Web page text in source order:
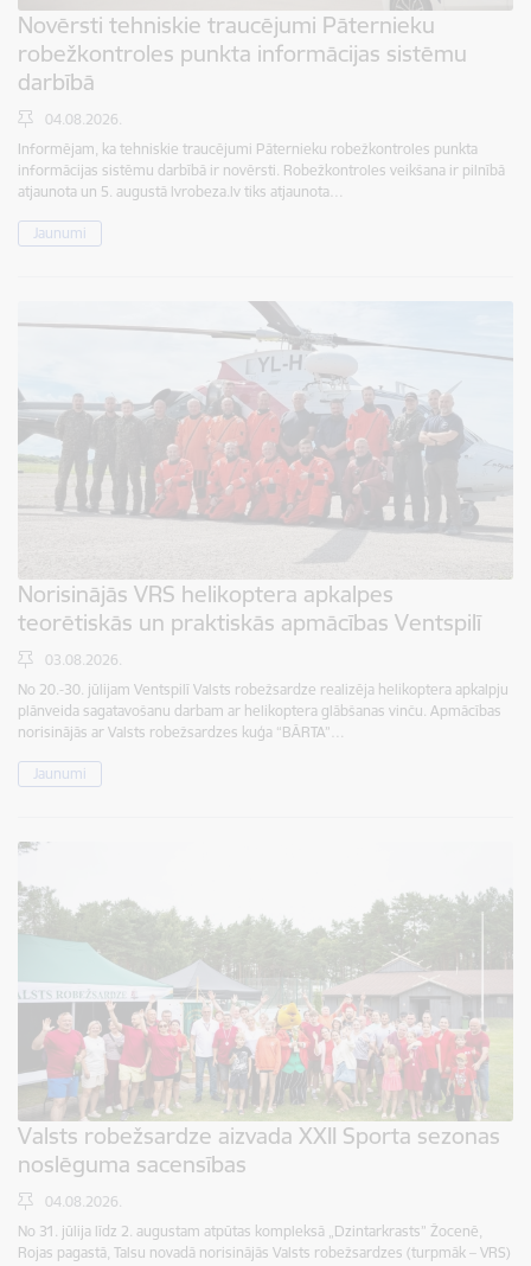
Novērsti tehniskie traucējumi Pāternieku
robežkontroles punkta informācijas sistēmu
darbībā
04.08.2026.
Informējam, ka tehniskie traucējumi Pāternieku robežkontroles punkta
informācijas sistēmu darbībā ir novērsti. Robežkontroles veikšana ir pilnībā
atjaunota un 5. augustā lvrobeza.lv tiks atjaunota…
Jaunumi
Norisinājās VRS helikoptera apkalpes
teorētiskās un praktiskās apmācības Ventspilī
03.08.2026.
No 20.-30. jūlijam Ventspilī Valsts robežsardze realizēja helikoptera apkalpju
plānveida sagatavošanu darbam ar helikoptera glābšanas vinču. Apmācības
norisinājās ar Valsts robežsardzes kuģa “BĀRTA”…
Jaunumi
Valsts robežsardze aizvada XXII Sporta sezonas
noslēguma sacensības
04.08.2026.
No 31. jūlija līdz 2. augustam atpūtas kompleksā „Dzintarkrasts” Žocenē,
Rojas pagastā, Talsu novadā norisinājās Valsts robežsardzes (turpmāk – VRS)